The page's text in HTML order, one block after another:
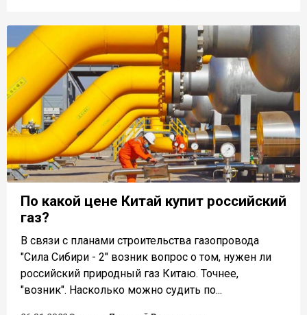
По какой цене Китай купит российский
газ?
В связи с планами строительства газопровода
"Сила Сибири - 2" возник вопрос о том, нужен ли
российский природный газ Китаю. Точнее,
"возник". Насколько можно судить по...